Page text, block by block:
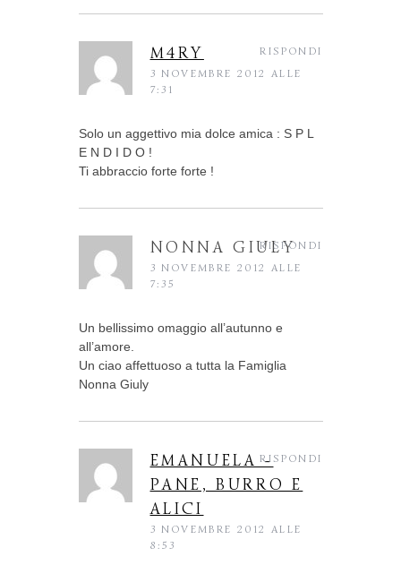
M4RY
3 NOVEMBRE 2012 ALLE
7:31
Solo un aggettivo mia dolce amica : S P L
E N D I D O !
Ti abbraccio forte forte !
RISPONDI
NONNA GIULY
3 NOVEMBRE 2012 ALLE
7:35
Un bellissimo omaggio all’autunno e
all’amore.
Un ciao affettuoso a tutta la Famiglia
Nonna Giuly
RISPONDI
EMANUELA -
PANE, BURRO E
ALICI
3 NOVEMBRE 2012 ALLE
8:53
RISPONDI